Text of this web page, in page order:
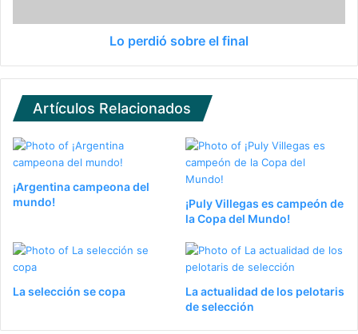
Lo perdió sobre el final
Artículos Relacionados
¡Argentina campeona del
mundo!
¡Puly Villegas es campeón de
la Copa del Mundo!
La selección se copa
La actualidad de los pelotaris
de selección